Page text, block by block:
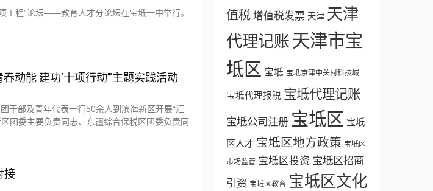
工程”论坛——教育人才分论坛在宝坻一中举行。
动能 建功‘十项行动’”主题实践活动
干部及青年代表一行50余人到滨海新区开展“汇
团委主要负责同志、东疆综合保税区团委负责同
接
值税 增值税发票 天津 天津
代理记账 天津市宝
坻区 宝坻 宝坻京津中关村科技城
宝坻代理报税 宝坻代理记账
宝坻公司注册 宝坻区 宝坻
区人才 宝坻区地方政策 宝坻区
市场监管 宝坻区投资 宝坻区招商
引资 宝坻区教育 宝坻区文化